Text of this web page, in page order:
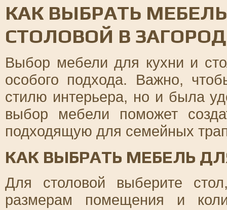
КАК ВЫБРАТЬ
СТОЛОВОЙ В
Выбор мебели для кухни и
особого подхода. Важно,
стилю интерьера, но и была
выбор мебели поможет
подходящую для семейных
КАК ВЫБРАТЬ МЕБЕЛЬ
Для столовой выберите
размерам помещения и